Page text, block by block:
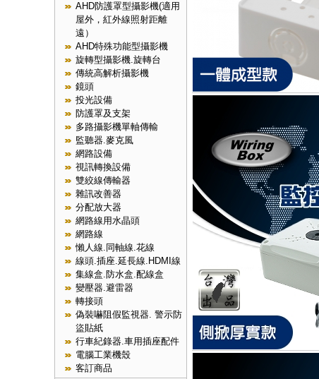
AHD防護罩型攝影機(適用
屋外，紅外線照射距離
遠）
AHD特殊功能型攝影機
旋轉型攝影機.旋轉台
傳統高解析攝影機
鏡頭
投光設備
防護罩及支架
多路攝影機單軸傳輸
監聽器.麥克風
網路設備
視訊轉換設備
雙絞線傳輸器
雜訊改善器
分配放大器
網路線用水晶頭
網路線
懶人線.同軸線.花線
線頭.插座.延長線.HDMI線
集線盒.防水盒.配線盒
變壓器.避雷器
轉接頭
偽裝嚇阻假監視器. 警示防
盜貼紙
行車紀錄器.車用插座配件
電腦工業機殼
客訂商品